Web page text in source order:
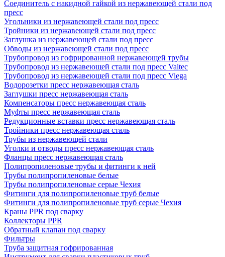
Соединитель с накидной гайкой из нержавеющей стали под
пресс
Угольники из нержавеющей стали под пресс
Тройники из нержавеющей стали под пресс
Заглушка из нержавеющей стали под пресс
Обводы из нержавеющей стали под пресс
Трубопровод из гофрированной нержавеющей трубы
Трубопровод из нержавеющей стали под пресс Valtec
Трубопровод из нержавеющей стали под пресс Viega
Водорозетки пресс нержавеющая сталь
Заглушки пресс нержавеющая сталь
Компенсаторы пресс нержавеющая сталь
Муфты пресс нержавеющая сталь
Редукционные вставки пресс нержавеющая сталь
Тройники пресс нержавеющая сталь
Трубы из нержавеющей стали
Уголки и отводы пресс нержавеющая сталь
Фланцы пресс нержавеющая сталь
Полипропиленовые трубы и фитинги к ней
Трубы полипропиленовые белые
Трубы полипропиленовые серые Чехия
Фитинги для полипропиленовые труб белые
Фитинги для полипропиленовые труб серые Чехия
Краны PPR под сварку
Коллекторы PPR
Обратный клапан под сварку
Фильтры
Труба защитная гофрированная